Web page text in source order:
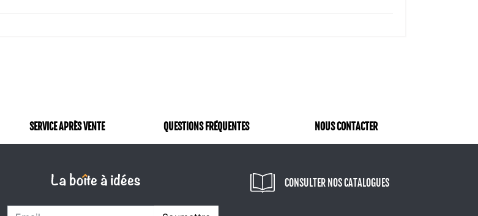
SERVICE APRÈS VENTE QUESTIONS FRÉQUENTES NOUS CONTACTER
CONSULTER NOS CATALOGUES